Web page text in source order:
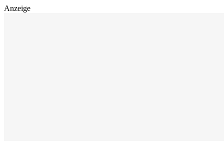
Anzeige